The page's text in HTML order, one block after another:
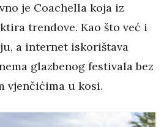
je Coachella koja iz
trendove. Kao što već i
a internet iskorištava
glazbenog festivala bez
vjenčićima u kosi.